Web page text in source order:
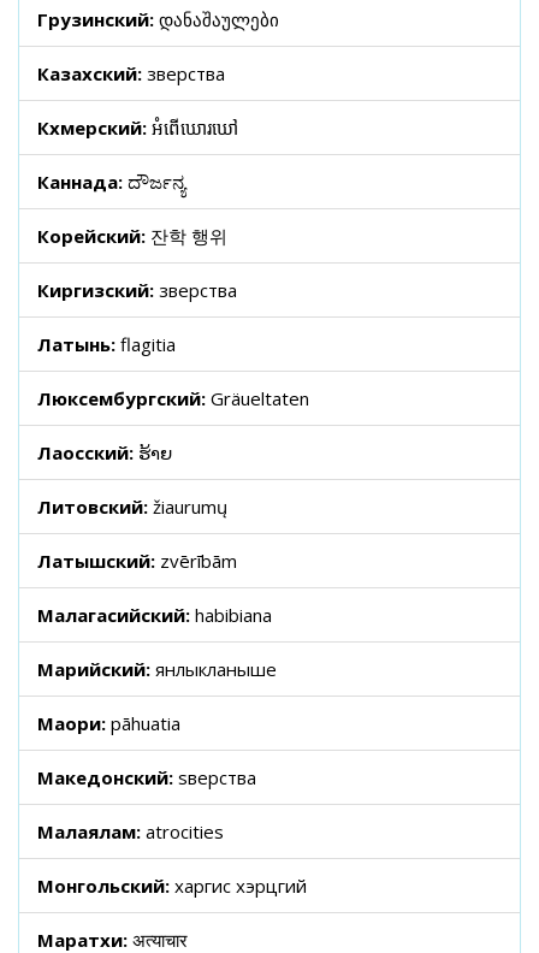
Грузинский: დანაშაულები
Казахский: зверства
Кхмерский: អំពើឃោរឃៅ
Каннада: ದೌರ್ಜನ್ಯ
Корейский: 잔학 행위
Киргизский: зверства
Латынь: flagitia
Люксембургский: Gräueltaten
Лаосский: ຮ້າຍ
Литовский: žiaurumų
Латышский: zvērībām
Малагасийский: habibiana
Марийский: янлыкланыше
Маори: pāhuatia
Македонский: ѕверства
Малаялам: atrocities
Монгольский: харгис хэрцгий
Маратхи: अत्याचार